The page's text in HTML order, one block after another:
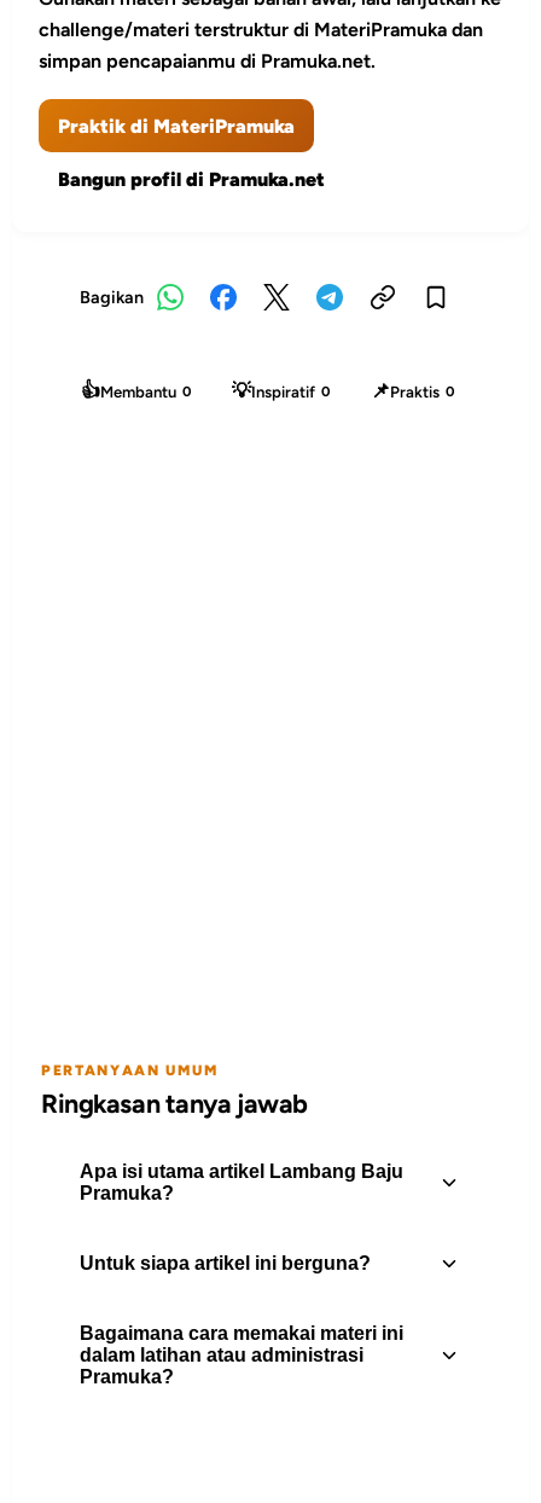
challenge/materi terstruktur di MateriPramuka dan
simpan pencapaianmu di Pramuka.net.
Praktik di MateriPramuka
Bangun profil di Pramuka.net
Bagikan
👍Membantu 0 💡Inspiratif 0 📌Praktis 0
PERTANYAAN UMUM
Ringkasan tanya jawab
Apa isi utama artikel Lambang Baju
Pramuka?
bingung apalagi bagi yang awam dan
baru kenal pramuka. Apalagi anda yang
Untuk siapa artikel ini berguna?
Artikel ini berguna untuk pembina
Pramuka, peserta didik, pengurus gugus
Bagaimana cara memakai materi ini
dalam latihan atau administrasi
Pramuka?